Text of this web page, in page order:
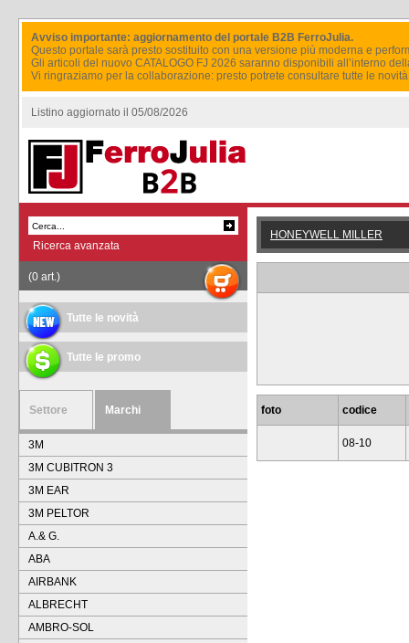
Avviso importante: aggiornamento del portale B2B FerroJulia.
Questo portale sarà presto sostituito con una versione più moderna e
Gli articoli del nuovo CATALOGO FJ 2026 saranno disponibili all’interno
Vi ringraziamo per la collaborazione: presto potrete consultare tutte le
Listino aggiornato il 05/08/2026
Ricerca avanzata
(0 art.)
Tutte le novità
Tutte le promo
Settore Marchi
3M
3M CUBITRON 3
3M EAR
3M PELTOR
A.& G.
ABA
AIRBANK
ALBRECHT
AMBRO-SOL
HONEYWELL MILLER
foto codice
08-10